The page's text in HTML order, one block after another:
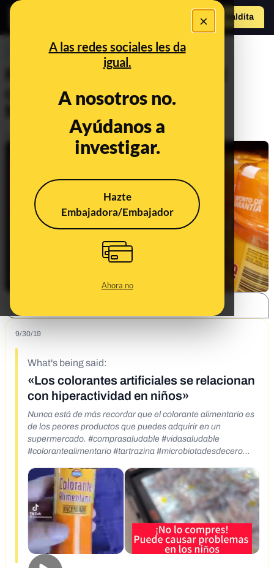
×
A las redes sociales les da
igual.
A nosotros no.
Ayúdanos a
investigar.
Hazte
Embajadora/Embajador
Ahora no
Hazte Maldito
a
PREBUNKING
No, no hay por qué temer al
colorante para paellas de
Mercadona
Feb 5, 2019, 8:03:11 AM
9/30/19
What's being said:
«Los colorantes artificiales se relacionan
con hiperactividad en niños»
Nunca está de más recordar que el colorante alimentario es
de los peores productos que puedes adquirir en un
supermercado. #comprasaludable #vidasaludable
#colorantealimentario #tartrazina #microbiotadesdecero
MXxJyN/